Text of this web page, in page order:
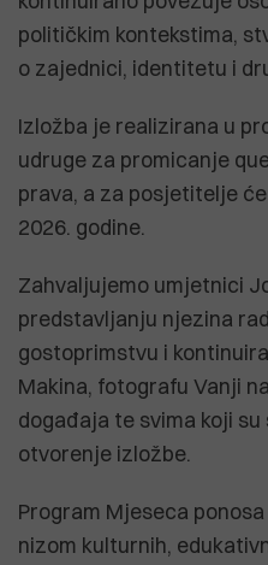
političkim kontekstima,
o zajednici, identitetu i
Izložba je realizirana u
udruge za promicanje
prava, a za posjetitelje
2026. godine.
Zahvaljujemo umjetnici
predstavljanju njezina
gostoprimstvu i
Makina, fotografu Vanji
događaja te svima koji
otvorenje izložbe.
Program Mjeseca
nizom kulturnih,